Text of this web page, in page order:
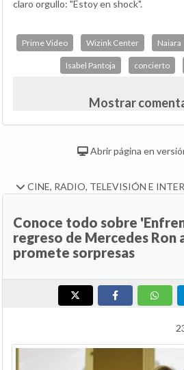
claro orgullo: "Estoy en shock".
Prime Video Wizink Center Naiara
Isabel Pantoja concierto
Mostrar
Abrir página en
CINE, RADIO, TELEVISIÓN E
Conoce todo sobre
regreso de Mercedes Ron
promete sorpresas